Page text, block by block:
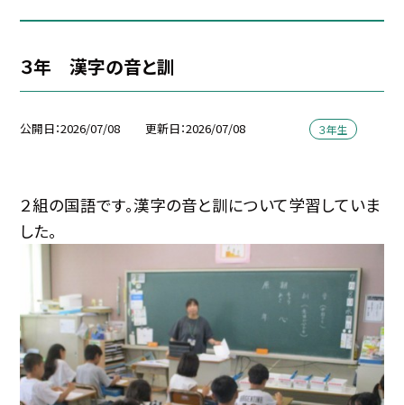
３年 漢字の音と訓
公開日 2026/07/08 更新日 2026/07/08 ３年生
２組の国語です。漢字の音と訓について学習していま
した。